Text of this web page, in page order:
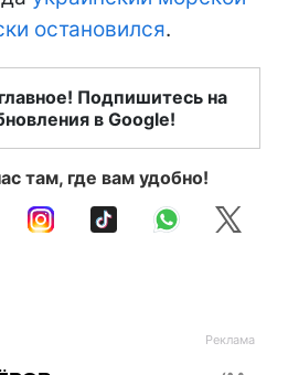
остановился.
Подпишитесь на
в Google!
там, где вам удобно!